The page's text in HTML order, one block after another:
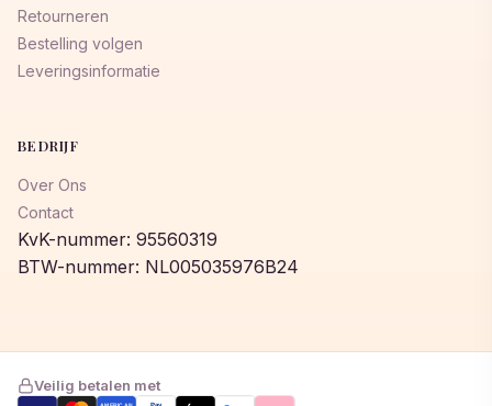
Retourneren
Bestelling volgen
Leveringsinformatie
BEDRIJF
Over Ons
Contact
KvK-nummer: 95560319
BTW-nummer: NL005035976B24
Veilig betalen met
AMERICAN